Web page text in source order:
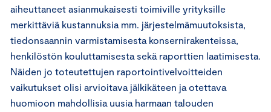
aiheuttaneet asianmukaisesti toimiville yrityksille
merkittäviä kustannuksia mm. järjestelmämuutoksista,
tiedonsaannin varmistamisesta konsernirakenteissa,
henkilöstön kouluttamisesta sekä raporttien laatimisesta.
Näiden jo toteutettujen raportointivelvoitteiden
vaikutukset olisi arvioitava jälkikäteen ja otettava
huomioon mahdollisia uusia harmaan talouden